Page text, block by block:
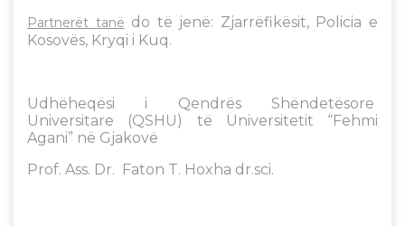
Partnerët tanë do të jenë: Zjarrëfikësit, Policia e
Kosovës, Kryqi i Kuq.
Udhëheqësi i Qendrës Shëndetësore
Universitare (QSHU) të Universitetit “Fehmi
Agani” në Gjakovë
Prof. Ass. Dr. Faton T. Hoxha dr.sci.